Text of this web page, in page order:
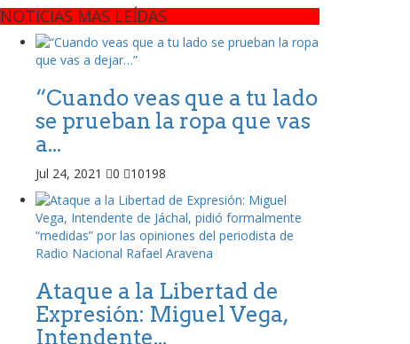
NOTICIAS MAS LEÍDAS
“Cuando veas que a tu lado
se prueban la ropa que vas
a...
Jul 24, 2021 0 10198
Ataque a la Libertad de
Expresión: Miguel Vega,
Intendente...